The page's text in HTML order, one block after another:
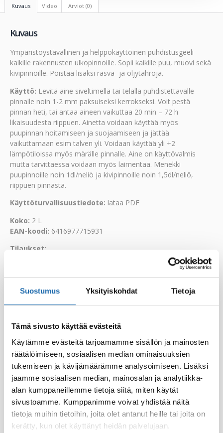
Suostumus Yksityiskohdat Tietoja
Tämä sivusto käyttää evästeitä
Käytämme evästeitä tarjoamamme sisällön ja mainosten
räätälöimiseen, sosiaalisen median ominaisuuksien
tukemiseen ja kävijämäärämme analysoimiseen. Lisäksi
jaamme sosiaalisen median, mainosalan ja analytiikka-
alan kumppaneillemme tietoja siitä, miten käytät
sivustoamme. Kumppanimme voivat yhdistää näitä
tietoja muihin tietoihin, joita olet antanut heille tai joita on
kerätty, kun olet käyttänyt heidän palvelujaan.
Kuvaus Video Arviot (0)
Kuvaus
Ympäristöystävällinen ja helppokäyttöinen puhdistusgeeli
kaikille rakennusten ulkopinnoille. Sopii kaikille puu, muovi sekä
kivipinnoille. Poistaa lisäksi rasva- ja öljytahroja.
Käyttö: Levitä aine siveltimellä tai telalla puhdistettavalle
pinnalle noin 1-2 mm paksuiseksi kerrokseksi. Voit pestä
pinnan heti, tai antaa aineen vaikuttaa 20 min – 72 h
likaisuudesta riippuen. Ainetta voidaan käyttää myös
puupinnan hoitamiseen ja suojaamiseen ja jättää
vaikuttamaan esim talven yli. Voidaan käyttää yli +2
lämpötiloissa myös märälle pinnalle. Aine on käyttövalmis
mutta tarvittaessa voidaan myös laimentaa. Menekki
puupinnoille noin 1dl/neliö ja kivipinnoille noin 1,5dl/neliö,
riippuen pinnasta.
Käyttöturvallisuustiedote: lataa PDF
Koko: 2 L
EAN-koodi: 6416977715931
Tilaukset:
Eläintiladesi 500 ml
8.00€
Softcare Palju,
poreamme ja uima-
allasdesi 1000 ml